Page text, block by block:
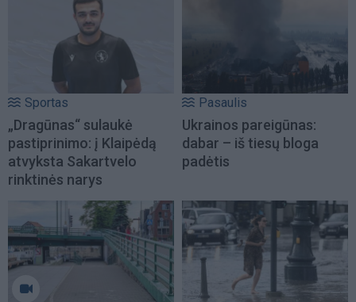
Sportas
„Dragūnas“ sulaukė
pastiprinimo: į Klaipėdą
atvyksta Sakartvelo
rinktinės narys
Pasaulis
Ukrainos pareigūnas:
dabar – iš tiesų bloga
padėtis